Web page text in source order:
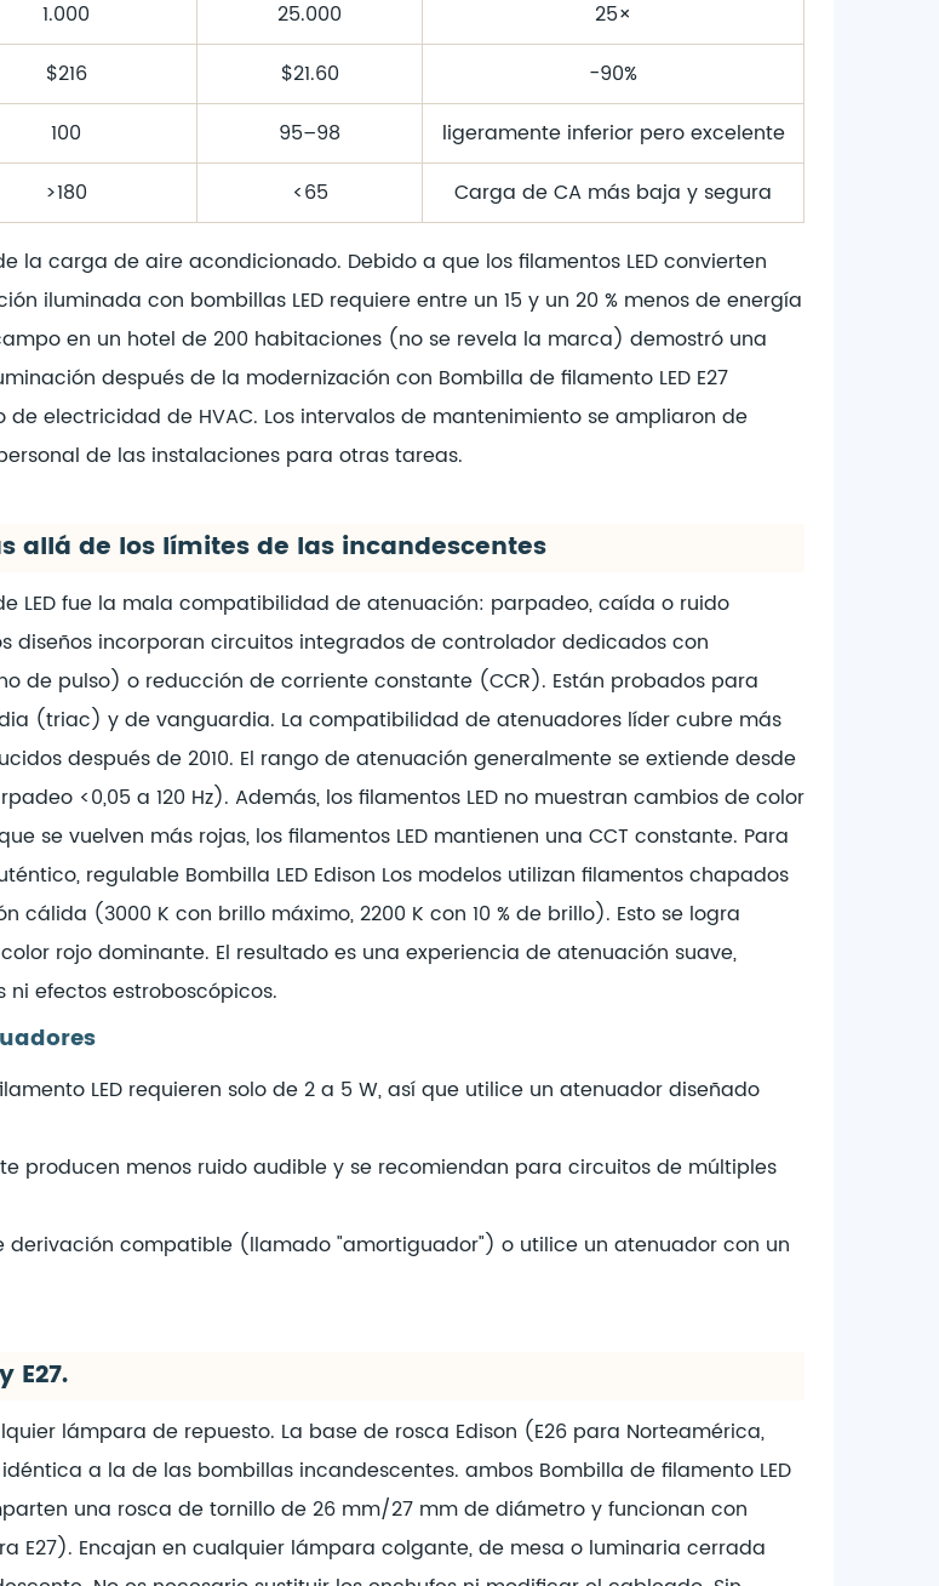
1.000 25.000
25×
$216 $21.60
−90%
100 95–98
ligeramente inferior pero excelente
>180 <65 Carga de CA más baja y segura
la carga de aire acondicionado. Debido a que los filamentos LED convierten
iluminada con bombillas LED requiere entre un 15 y un 20 % menos de energía
en un hotel de 200 habitaciones (no se revela la marca) demostró una
después de la modernización con Bombilla de filamento LED E27
de electricidad de HVAC. Los intervalos de mantenimiento se ampliaron de
de las instalaciones para otras tareas.
allá de los límites de las incandescentes
LED fue la mala compatibilidad de atenuación: parpadeo, caída o ruido
diseños incorporan circuitos integrados de controlador dedicados con
de pulso) o reducción de corriente constante (CCR). Están probados para
(triac) y de vanguardia. La compatibilidad de atenuadores líder cubre más
después de 2010. El rango de atenuación generalmente se extiende desde
<0,05 a 120 Hz). Además, los filamentos LED no muestran cambios de color
se vuelven más rojas, los filamentos LED mantienen una CCT constante. Para
regulable Bombilla LED Edison Los modelos utilizan filamentos chapados
(3000 K con brillo máximo, 2200 K con 10 % de brillo). Esto se logra
rojo dominante. El resultado es una experiencia de atenuación suave,
efectos estroboscópicos.
LED requieren solo de 2 a 5 W, así que utilice un atenuador diseñado
producen menos ruido audible y se recomiendan para circuitos de múltiples
derivación compatible (llamado "amortiguador") o utilice un atenuador con un
E27.
lámpara de repuesto. La base de rosca Edison (E26 para Norteamérica,
a la de las bombillas incandescentes. ambos Bombilla de filamento LED
una rosca de tornillo de 26 mm/27 mm de diámetro y funcionan con
E27). Encajan en cualquier lámpara colgante, de mesa o luminaria cerrada